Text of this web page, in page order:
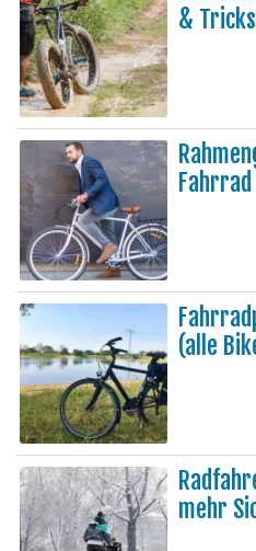
& Tricks
Fahrrad
(alle
mehr